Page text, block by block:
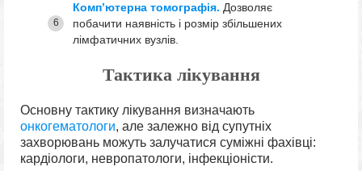
Комп’ютерна томографія. Дозволяє
побачити наявність і розмір збільшених
лімфатичних вузлів.
Тактика лікування
Основну тактику лікування визначають
онкогематологи, але залежно від супутніх
захворювань можуть залучатися суміжні фахівці:
кардіологи, невропатологи, інфекціоністи.